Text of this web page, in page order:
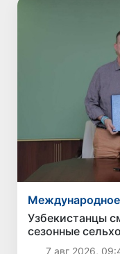
Международное
Узбекистанцы
сезонные
программе H-2A
7 авг 2026,